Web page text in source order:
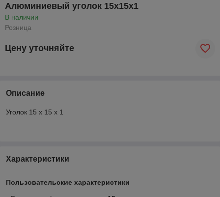
Алюминиевый уголок 15x15x1
В наличии
Розница
Цену уточняйте
Описание
Уголок 15 x 15 x 1
Характеристики
Пользовательские характеристики